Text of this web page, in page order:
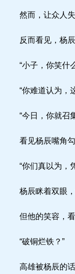
然而，让众人失
反而看见，杨辰
“小子，你笑什
“你难道认为，
“今日，你就召
看见杨辰嘴角勾
“你们真以为，
杨辰眯着双眼，
但他的笑容，看
“破铜烂铁？”
高雄被杨辰的话